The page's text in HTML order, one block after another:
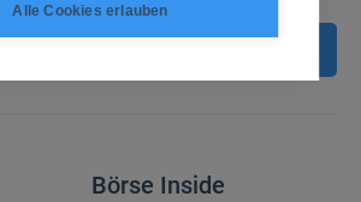
Börse Inside
Alle Cookies erlauben